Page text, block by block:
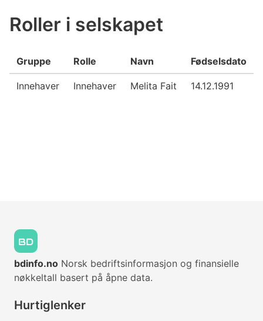
Roller i selskapet
Gruppe Rolle Navn Fødselsdato
Innehaver Innehaver Melita Fait 14.12.1991
bdinfo.no Norsk bedriftsinformasjon og finansielle
nøkkeltall basert på åpne data.
Hurtiglenker